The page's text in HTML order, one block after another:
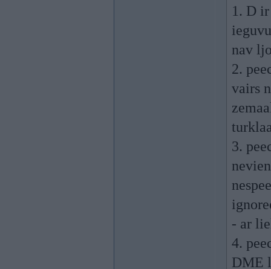
1. D
nav
2.
vairs
3.
- ar
4.
DME